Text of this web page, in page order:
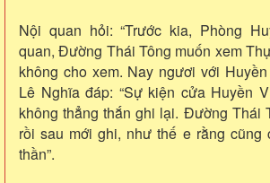
Nội quan hỏi: “Trước kia, Phòng
quan, Đường Thái Tông muốn xem
không cho xem. Nay ngươi với
Lê Nghĩa đáp: “Sự kiện cửa Huyền
không thẳng thắn ghi lại. Đường Thái
rồi sau mới ghi, như thế e rằng cũng
thần”.